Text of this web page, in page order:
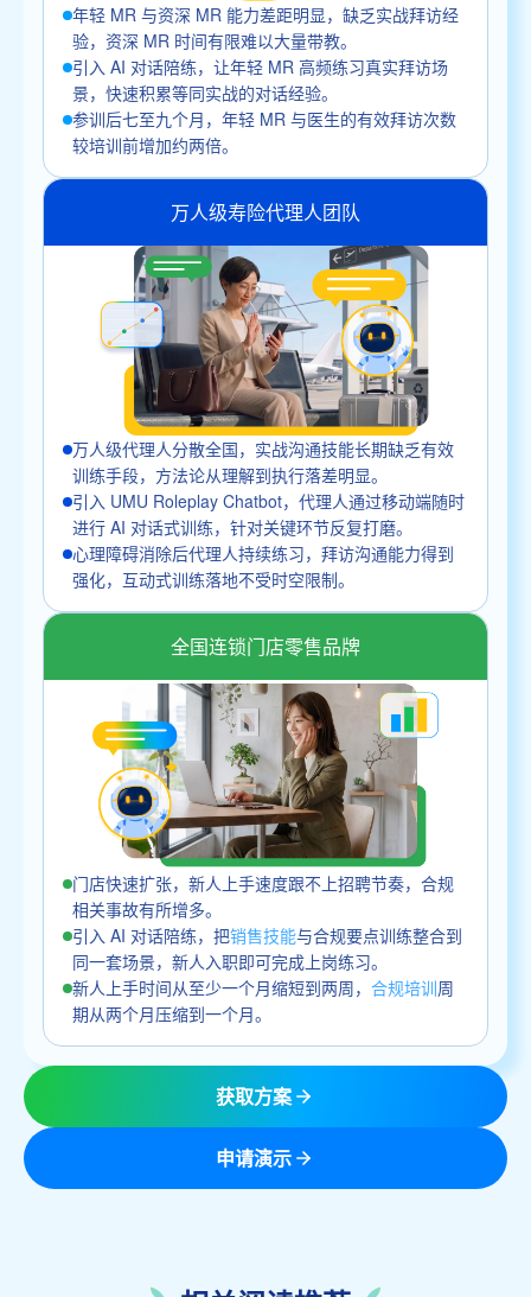
年轻 MR 与资深 MR 能力差距明显，缺乏实战拜访经
验，资深 MR 时间有限难以大量带教。
引入 AI 对话陪练，让年轻 MR 高频练习真实拜访场
景，快速积累等同实战的对话经验。
参训后七至九个月，年轻 MR 与医生的有效拜访次数
较培训前增加约两倍。
万人级寿险代理人团队
万人级代理人分散全国，实战沟通技能长期缺乏有效
训练手段，方法论从理解到执行落差明显。
引入 UMU Roleplay Chatbot，代理人通过移动端随时
进行 AI 对话式训练，针对关键环节反复打磨。
心理障碍消除后代理人持续练习，拜访沟通能力得到
强化，互动式训练落地不受时空限制。
全国连锁门店零售品牌
门店快速扩张，新人上手速度跟不上招聘节奏，合规
相关事故有所增多。
引入 AI 对话陪练，把销售技能与合规要点训练整合到
同一套场景，新人入职即可完成上岗练习。
新人上手时间从至少一个月缩短到两周， 合规培训周
期从两个月压缩到一个月。
获取方案
申请演示